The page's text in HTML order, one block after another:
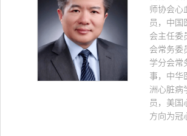
师协会心
员，中
会主任委
会常务委
学分会常
事，中华
洲心脏病
员，美国
方向为冠